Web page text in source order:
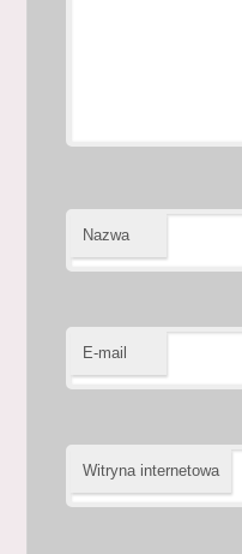
Nazwa
E-mail
Witryna internetowa